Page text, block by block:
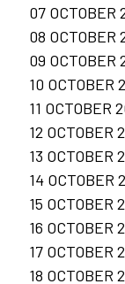
07 OCTOBER
08 OCTOBER
09 OCTOBER
10 OCTOBER
11 OCTOBER
12 OCTOBER
13 OCTOBER
14 OCTOBER
15 OCTOBER
16 OCTOBER
17 OCTOBER
18 OCTOBER